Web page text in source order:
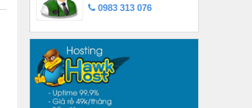
0983 313 076